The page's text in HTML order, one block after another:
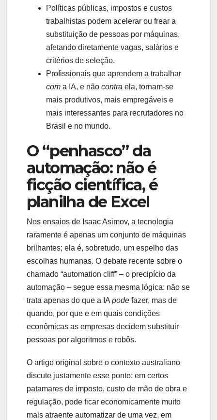
Políticas públicas, impostos e custos
trabalhistas podem acelerar ou frear a
substituição de pessoas por máquinas,
afetando diretamente vagas, salários e
critérios de seleção.
Profissionais que aprendem a trabalhar
com a IA, e não contra ela, tornam-se
mais produtivos, mais empregáveis e
mais interessantes para recrutadores no
Brasil e no mundo.
O “penhasco” da
automação: não é
ficção científica, é
planilha de Excel
Nos ensaios de Isaac Asimov, a tecnologia
raramente é apenas um conjunto de máquinas
brilhantes; ela é, sobretudo, um espelho das
escolhas humanas. O debate recente sobre o
chamado “automation cliff” – o precipício da
automação – segue essa mesma lógica: não se
trata apenas do que a IA pode fazer, mas de
quando, por que e em quais condições
econômicas as empresas decidem substituir
pessoas por algoritmos e robôs.
O artigo original sobre o contexto australiano
discute justamente esse ponto: em certos
patamares de imposto, custo de mão de obra e
regulação, pode ficar economicamente muito
mais atraente automatizar de uma vez, em